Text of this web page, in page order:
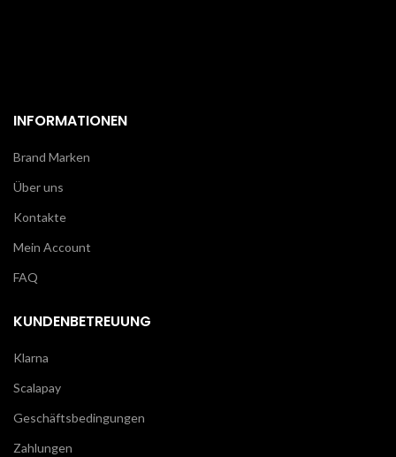
INFORMATIONEN
Brand Marken
Über uns
Kontakte
Mein Account
FAQ
KUNDENBETREUUNG
Klarna
Scalapay
Geschäftsbedingungen
Zahlungen